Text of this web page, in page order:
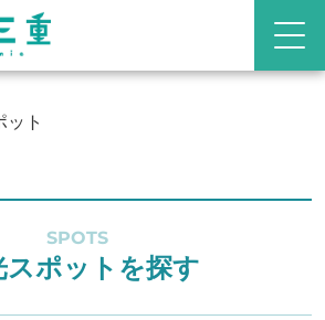
ット
SPOTS
スポットを探す